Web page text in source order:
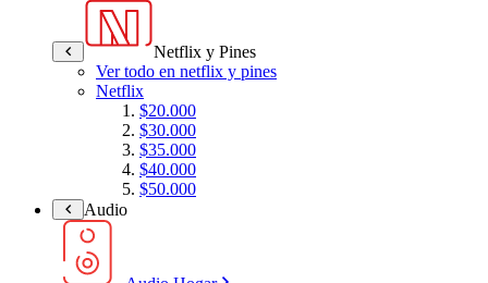
Netflix y Pines
Ver todo en netflix y pines
Netflix
$20.000
$30.000
$35.000
$40.000
$50.000
Audio